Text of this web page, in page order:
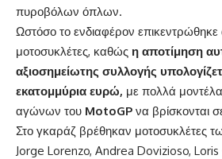
πυροβόλων όπλων.
Ωστόσο το ενδιαφέρον επικεντρώθηκε
μοτοσυκλέτες, καθώς η αποτίμηση
αξιοσημείωτης συλλογής
εκατομμύρια ευρώ, με πολλά
αγώνων του MotoGP να βρίσκονται
Στο γκαράζ βρέθηκαν μοτοσυκλέτες
Jorge Lorenzo, Andrea Dovizioso, Loris